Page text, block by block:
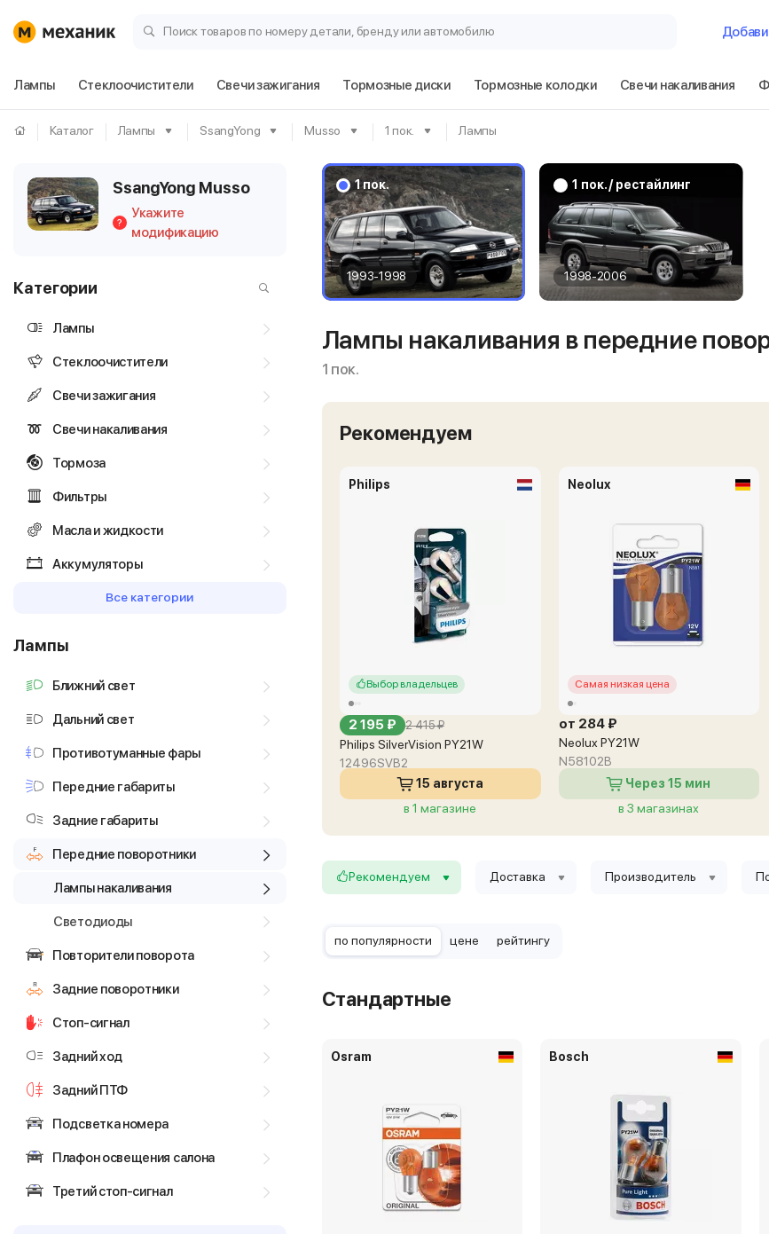
Поиск товаров по номеру детали, бренду или автомобилю
Гараж
Сбросить
Лампы Стеклоочистители Свечи зажигания Тормозные диски Тормозные колодки Свечи накаливания
Каталог Лампы SsangYong Musso 1 пок. Лампы
SsangYong Musso
?
Укажите
модификацию
Категории
Лампы
Стеклоочистители
Свечи зажигания
Свечи накаливания
Тормоза
Фильтры
Масла и жидкости
Аккумуляторы
Все категории
Лампы
Ближний свет
Дальний свет
Противотуманные фары
Передние габариты
Задние габариты
Передние поворотники
Лампы накаливания
Светодиоды
Повторители поворота
Задние поворотники
Стоп-сигнал
Задний ход
Задний ПТФ
Подсветка номера
Плафон освещения салона
Третий стоп-сигнал
1 пок.
1993-1998
1 пок. / рестайлинг
1998-2006
Лампы накаливания в передние
1 пок.
Рекомендуем
Philips
Выбор владельцев
2 195 ₽ 2 415 ₽
Philips SilverVision PY21W
12496SVB2
15 августа
в 1 магазине
Neolux
Самая низкая цена
от 284 ₽
Neolux PY21W
N58102B
Через 15 мин
в 3 магазинах
Рекомендуем Доставка Производитель
по популярности цене рейтингу
Стандартные
Osram Bosch